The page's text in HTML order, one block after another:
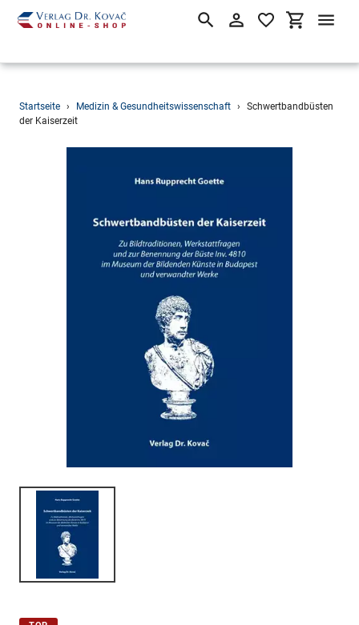
Direkt
zum
SuchenEinloggen
Startseite › Medizin & Gesundheitswissenschaft ›
Schwertbandbüsten
der Kaiserzeit